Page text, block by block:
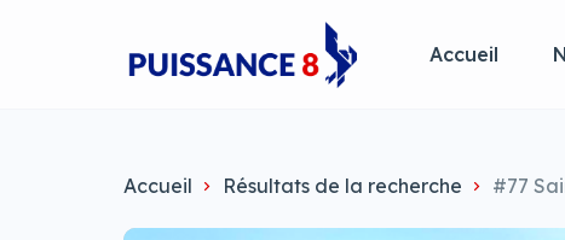
Accueil
Accueil Résultats de la recherche #77